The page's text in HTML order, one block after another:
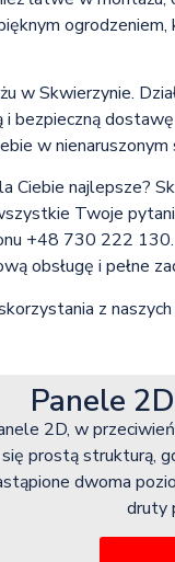
w Skwierzynie.
bezpieczną
w
najlepsze?
Twoje
+48 730 222
obsługę i pełne
z
Panele
2D, w
się prostą strukturą,
dwoma
druty